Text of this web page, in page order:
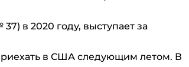
в 2020 году, выступает за
в США следующим летом. В